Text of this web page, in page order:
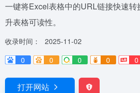
一键将Excel表格中的URL链接快速
升表格可读性。
收录时间：
2025-11-02
0
0 0 0 0
打开网站